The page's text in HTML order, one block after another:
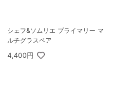
シェフ&ソムリエ プライマリー マ
ルチグラスペア
4,400円